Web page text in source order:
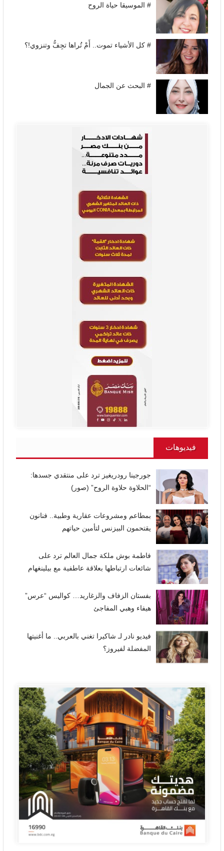
# الموسيقا حياة الروح
# كل الأشياء تموت.. أَمْ تُراها تجِفُّ وتنزوي!؟
# البحث عن الجمال
فيديوهات
جورجينا رودريغيز ترد على منتقدي جسدها:
“الحلاوة حلاوة الروح” (صور)
بمطاعم ومشروعات عقارية وطبية.. فنانون
يقتحمون البيزنس لتأمين حياتهم
فاطمة بوش ملكة جمال العالم ترد على
شائعات ارتباطها بعلاقة عاطفية مع بيلينغهام
بفستان الزفاف والزغاريد… كواليس “عرس”
هيفاء وهبي المفاجئ
فيديو نادر لـ شاكيرا تغني بالعربي.. ما أغنيتها
المفضلة لفيروز؟